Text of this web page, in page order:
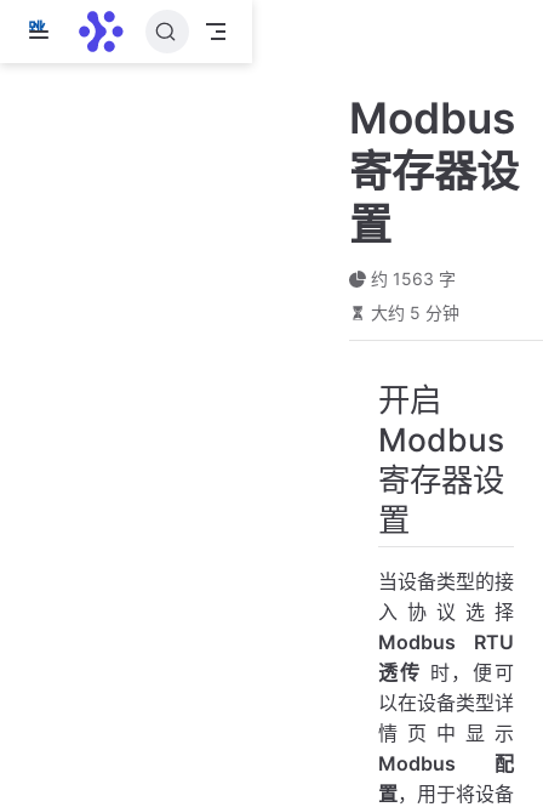
跳
Modbus
寄存器设
置
约 1563 字
大约 5 分钟
开启
Modbus
寄存器设
置
当设备类型的接
入协议选择
Modbus RTU
透传 时，便可
以在设备类型详
情页中显示
Modbus 配
置，用于将设备